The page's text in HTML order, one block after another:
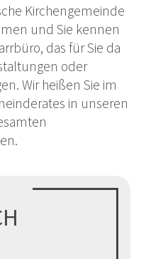
Kirchengemeinde
und Sie kennen
das für Sie da
oder
Wir heißen Sie im
in unseren